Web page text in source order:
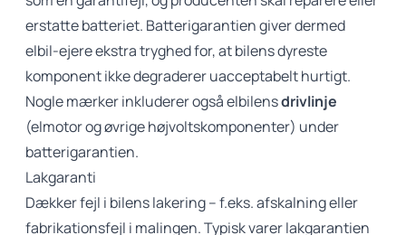
erstatte batteriet. Batterigarantien giver dermed
elbil-ejere ekstra tryghed for, at bilens dyreste
komponent ikke degraderer uacceptabelt hurtigt.
Nogle mærker inkluderer også elbilensdrivlinje
(elmotor og øvrige højvoltskomponenter) under
batterigarantien.
Lakgaranti
Dækker fejl i bilens lakering – f.eks. afskalning eller
fabrikationsfejl i malingen. Typisk varer lakgarantien